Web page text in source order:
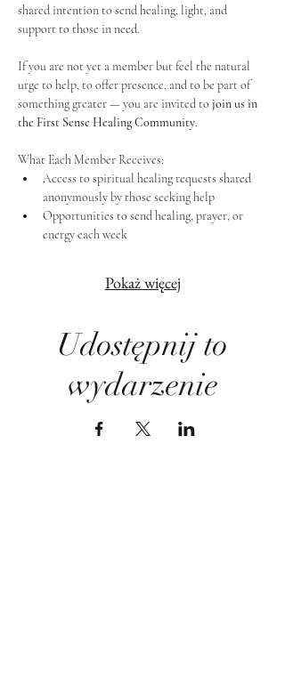
shared intention to send healing, light, and
support to those in need.
If you are not yet a member but feel the natural
urge to help, to offer presence, and to be part of
something greater — you are invited to join us in
the First Sense Healing Community.
What Each Member Receives:
Access to spiritual healing requests shared
anonymously by those seeking help
Opportunities to send healing, prayer, or
energy each week
Pokaż więcej
Udostępnij to
wydarzenie